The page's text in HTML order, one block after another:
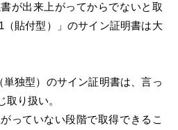
が出来上がってからでないと取
貼付型）」のサイン証明書は大
独型）のサイン証明書は、言っ
取り扱い。
っていない段階で取得できるこ